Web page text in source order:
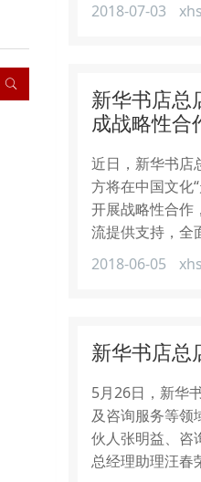
2018-07-03
新华书店总
成战略性合
近日，新华书店
方将在中国文化
开展战略性合作
流提供支持，全
2018-06-05
新华书店总
5月26日，新华
及咨询服务等领
伙人张明益、咨
总经理助理汪春